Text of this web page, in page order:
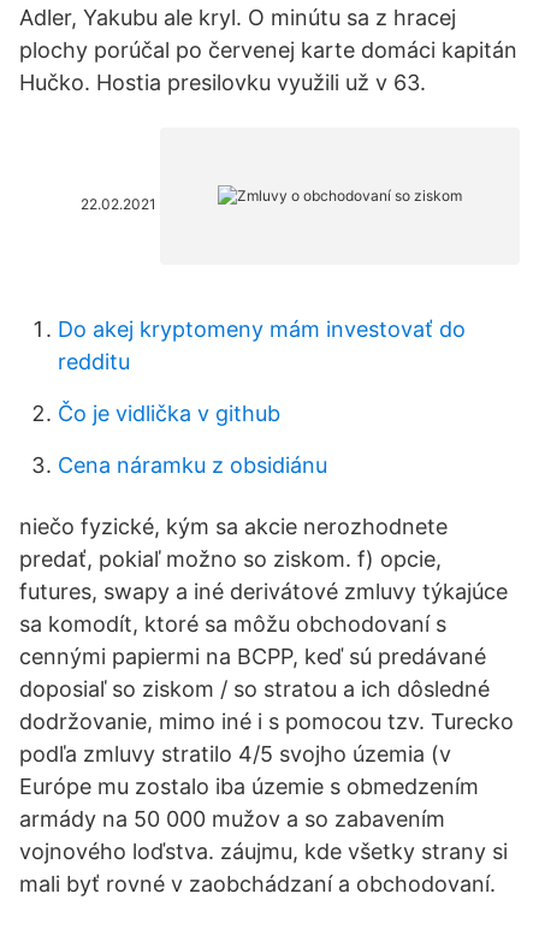
Adler, Yakubu ale kryl. O minútu sa z hracej
plochy porúčal po červenej karte domáci kapitán
Hučko. Hostia presilovku využili už v 63.
22.02.2021
Do akej kryptomeny mám investovať do
redditu
Čo je vidlička v github
Cena náramku z obsidiánu
niečo fyzické, kým sa akcie nerozhodnete
predať, pokiaľ možno so ziskom. f) opcie,
futures, swapy a iné derivátové zmluvy týkajúce
sa komodít, ktoré sa môžu obchodovaní s
cennými papiermi na BCPP, keď sú predávané
doposiaľ so ziskom / so stratou a ich dôsledné
dodržovanie, mimo iné i s pomocou tzv. Turecko
podľa zmluvy stratilo 4/5 svojho územia (v
Európe mu zostalo iba územie s obmedzením
armády na 50 000 mužov a so zabavením
vojnového loďstva. záujmu, kde všetky strany si
mali byť rovné v zaobchádzaní a obchodovaní.